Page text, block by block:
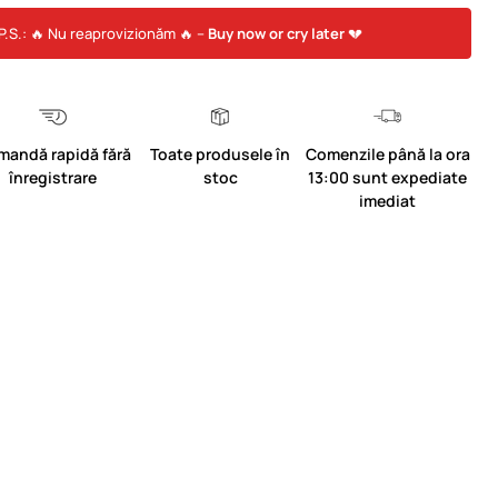
🔥 Nu reaprovizionăm 🔥 – Buy now or cry later💔
rapidă fără
înregistrare
Toate produsele în
stoc
Comenzile până la ora
13:00 sunt expediate
imediat